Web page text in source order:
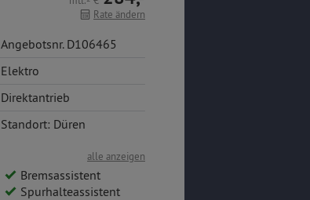
Rate ändern
Angebotsnr. D106465
Elektro
Direktantrieb
Standort: Düren
alle anzeigen
Bremsassistent
Spurhalteassistent